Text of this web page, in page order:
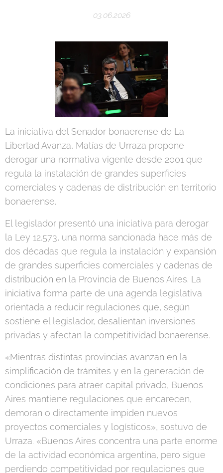
03.06.2026
La iniciativa del Senador bonaerense de La
Libertad Avanza, Matías de Urraza propone
derogar una normativa vigente desde 2001 que
regula la instalación de grandes superficies
comerciales y cadenas de distribución en territorio
bonaerense.
El legislador presentó una iniciativa para derogar
la Ley 12.573, una norma sancionada hace más de
dos décadas que regula la instalación y expansión
de grandes superficies comerciales y cadenas de
distribución en la Provincia de Buenos Aires. La
iniciativa forma parte de una agenda legislativa
orientada a reducir regulaciones que, según
sostiene el legislador, desalientan inversiones
privadas y afectan la competitividad bonaerense.
«Mientras distintas provincias avanzan en la
simplificación de trámites y en la generación de
condiciones para atraer capital privado, Buenos
Aires mantiene regulaciones que encarecen,
demoran o directamente impiden nuevos
proyectos comerciales y logísticos», sostuvo de
Urraza. «Buenos Aires concentra una parte enorme
de la actividad económica argentina, pero sigue
perdiendo competitividad por regulaciones que